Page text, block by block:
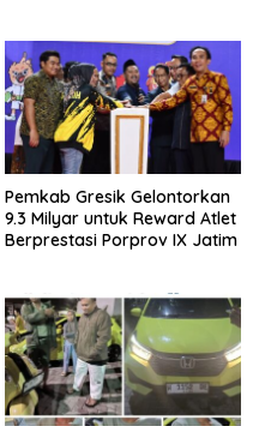
Pemkab Gresik Gelontorkan
9.3 Milyar untuk Reward Atlet
Berprestasi Porprov IX Jatim